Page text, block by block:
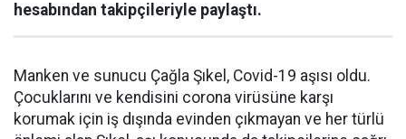
hesabından takipçileriyle paylaştı.
Manken ve sunucu Çağla Şıkel, Covid-19 aşısı oldu.
Çocuklarını ve kendisini corona virüsüne karşı
korumak için iş dışında evinden çıkmayan ve her türlü